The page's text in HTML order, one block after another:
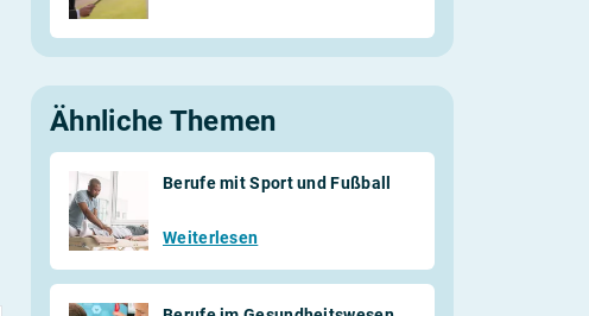
Ähnliche Themen
Berufe mit Sport und Fußball
Weiterlesen